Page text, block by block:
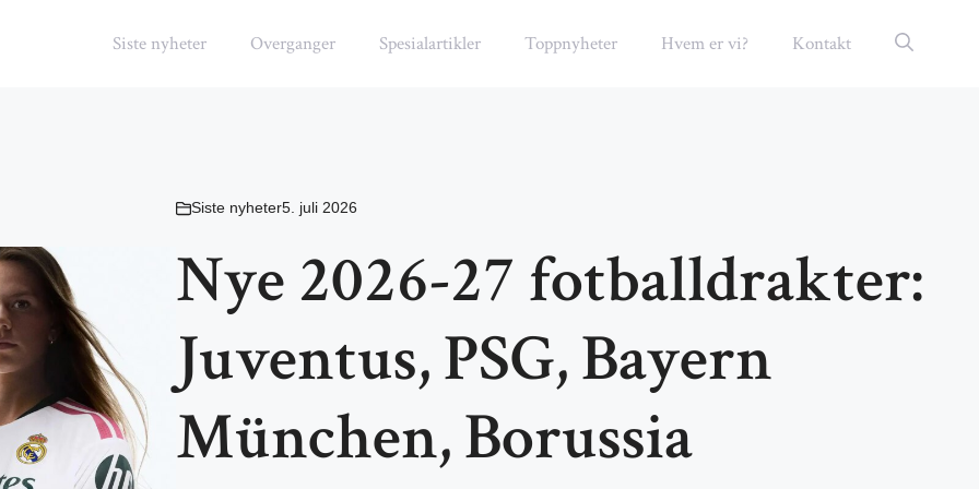
Siste nyheter Overganger Spesialartikler Toppnyheter Hvem er vi? Kontakt
Siste nyheter5. juli 2026
Nye 2026-27 fotballdrakter:
Juventus, PSG, Bayern
München, Borussia